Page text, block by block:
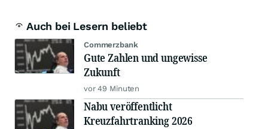
Auch bei Lesern beliebt
Commerzbank
Gute Zahlen und ungewisse
Zukunft
vor 49 Minuten
Nabu veröffentlicht
Kreuzfahrtranking 2026